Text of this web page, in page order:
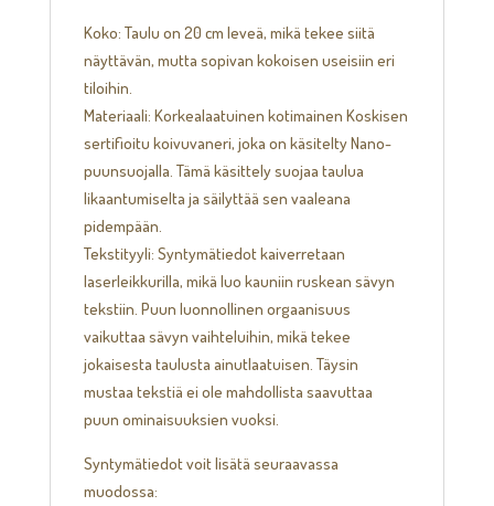
Koko: Taulu on 20 cm leveä, mikä tekee siitä
näyttävän, mutta sopivan kokoisen useisiin eri
tiloihin.
Materiaali: Korkealaatuinen kotimainen Koskisen
sertifioitu koivuvaneri, joka on käsitelty Nano-
puunsuojalla. Tämä käsittely suojaa taulua
likaantumiselta ja säilyttää sen vaaleana
pidempään.
Tekstityyli: Syntymätiedot kaiverretaan
laserleikkurilla, mikä luo kauniin ruskean sävyn
tekstiin. Puun luonnollinen orgaanisuus
vaikuttaa sävyn vaihteluihin, mikä tekee
jokaisesta taulusta ainutlaatuisen. Täysin
mustaa tekstiä ei ole mahdollista saavuttaa
puun ominaisuuksien vuoksi.
Syntymätiedot voit lisätä seuraavassa
muodossa: